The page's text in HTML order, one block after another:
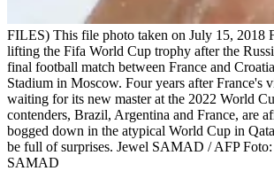
FILES) This file photo taken on July 15, 2018
lifting the Fifa World Cup trophy after the
final football match between France and
Stadium in Moscow. Four years after France's
waiting for its new master at the 2022 World
contenders, Brazil, Argentina and France, are
bogged down in the atypical World Cup in
be full of surprises. Jewel SAMAD / AFPFoto:
SAMAD